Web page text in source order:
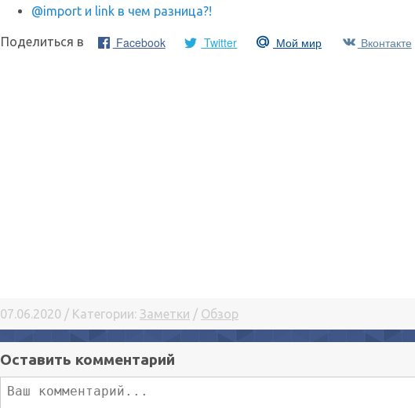
@import и link в чем разница?!
Поделиться в Facebook Twitter Мой мир Вконтакте
07.06.2020 / Категории: Заметки / Обзор
Оставить комментарий